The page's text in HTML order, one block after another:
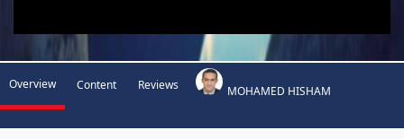
Overview Content Reviews MOHAMED HISHAM